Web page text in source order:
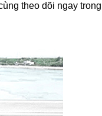
theo dõi ngay